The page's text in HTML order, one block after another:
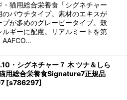
・猫用総合栄養食「シグネチャー
のパウチタイプ。素材のエキスが
プが多めのグレービータイプ。穀
ルギーに配慮。リアルミートを第
AAFCO…
・シグネチャー７ 木 ツナ＆しら
用総合栄養食Signature7正規品
[s786297]